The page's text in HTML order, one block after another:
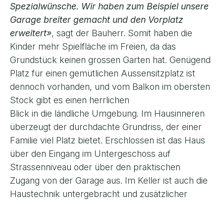
Spezialwünsche. Wir haben zum Beispiel unsere
Garage breiter gemacht und den Vorplatz
erweitert», sagt der Bauherr. Somit haben die
Kinder mehr Spielfläche im Freien, da das
Grundstück keinen grossen Garten hat. Genügend
Platz für einen gemütlichen Aussensitzplatz ist
dennoch vorhanden, und vom Balkon im obersten
Stock gibt es einen herrlichen
Blick in die ländliche Umgebung. Im Hausinneren
überzeugt der durchdachte Grundriss, der einer
Familie viel Platz bietet. Erschlossen ist das Haus
über den Eingang im Untergeschoss auf
Strassenniveau oder über den praktischen
Zugang von der Garage aus. Im Keller ist auch die
Haustechnik untergebracht und zusätzlicher